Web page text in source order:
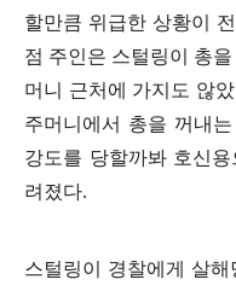
할만큼 위급한 상황이
점 주인은 스털링이 총
머니 근처에 가지도 않
주머니에서 총을 꺼내
강도를 당할까봐 호신
려졌다.
스털링이 경찰에게 살